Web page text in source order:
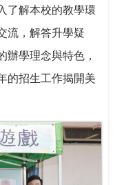
了解本校的教學環
流，解答升學疑
學理念與特色，
的招生工作揭開美